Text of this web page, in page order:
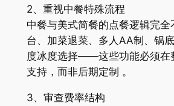
2、重视中餐特殊流程
中餐与美式简餐的点餐逻辑完全
台、加菜退菜、多人AA制、锅
度冰度选择——这些功能必须在
支持，而非后期定制 。
3、审查费率结构